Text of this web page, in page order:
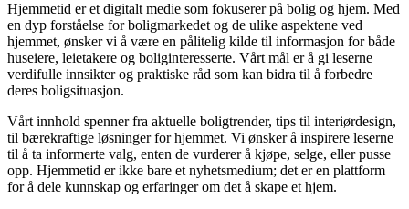
Hjemmetid er et digitalt medie som fokuserer på bolig og hjem. Med
en dyp forståelse for boligmarkedet og de ulike aspektene ved
hjemmet, ønsker vi å være en pålitelig kilde til informasjon for både
huseiere, leietakere og boliginteresserte. Vårt mål er å gi leserne
verdifulle innsikter og praktiske råd som kan bidra til å forbedre
deres boligsituasjon.
Vårt innhold spenner fra aktuelle boligtrender, tips til interiørdesign,
til bærekraftige løsninger for hjemmet. Vi ønsker å inspirere leserne
til å ta informerte valg, enten de vurderer å kjøpe, selge, eller pusse
opp. Hjemmetid er ikke bare et nyhetsmedium; det er en plattform
for å dele kunnskap og erfaringer om det å skape et hjem.